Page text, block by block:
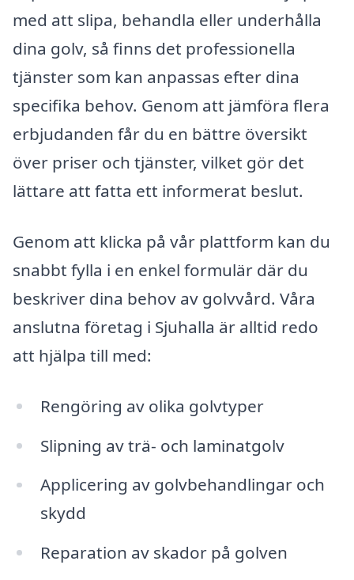
med att slipa, behandla eller underhålla
dina golv, så finns det professionella
tjänster som kan anpassas efter dina
specifika behov. Genom att jämföra flera
erbjudanden får du en bättre översikt
över priser och tjänster, vilket gör det
lättare att fatta ett informerat beslut.
Genom att klicka på vår plattform kan du
snabbt fylla i en enkel formulär där du
beskriver dina behov av golvvård. Våra
anslutna företag i Sjuhalla är alltid redo
att hjälpa till med:
Rengöring av olika golvtyper
Slipning av trä- och laminatgolv
Applicering av golvbehandlingar och
skydd
Reparation av skador på golven